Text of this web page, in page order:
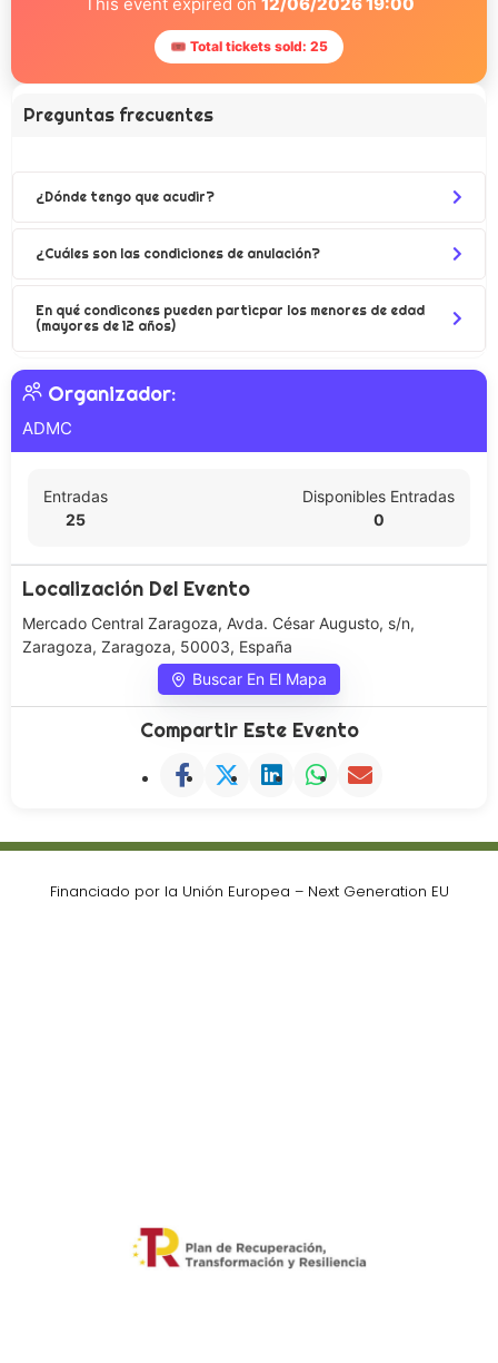
🎟 Total tickets sold: 25
Preguntas frecuentes
¿Dónde tengo que acudir?
¿Cuáles son las condiciones de anulación?
En qué condicones pueden particpar los menores de edad
(mayores de 12 años)
Organizador:
ADMC
Entradas
25
Disponibles Entradas
0
Localización Del Evento
Mercado Central Zaragoza, Avda. César Augusto, s/n,
Zaragoza, Zaragoza, 50003, España
Buscar En El Mapa
Compartir Este Evento
Financiado por la Unión Europea – Next Generation EU